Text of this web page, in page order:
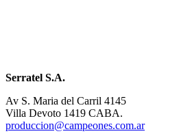
Serratel S.A.
Av S. Maria del Carril 4145
Villa Devoto 1419 CABA.
produccion@campeones.com.ar